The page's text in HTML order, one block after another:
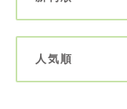
人気順